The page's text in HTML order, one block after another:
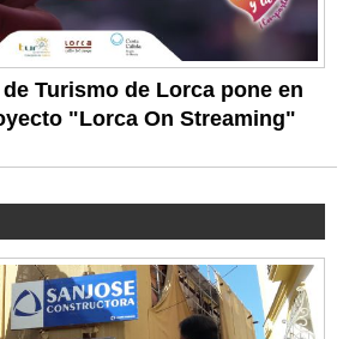
Turismo de Lorca pone en
"Lorca On Streaming"